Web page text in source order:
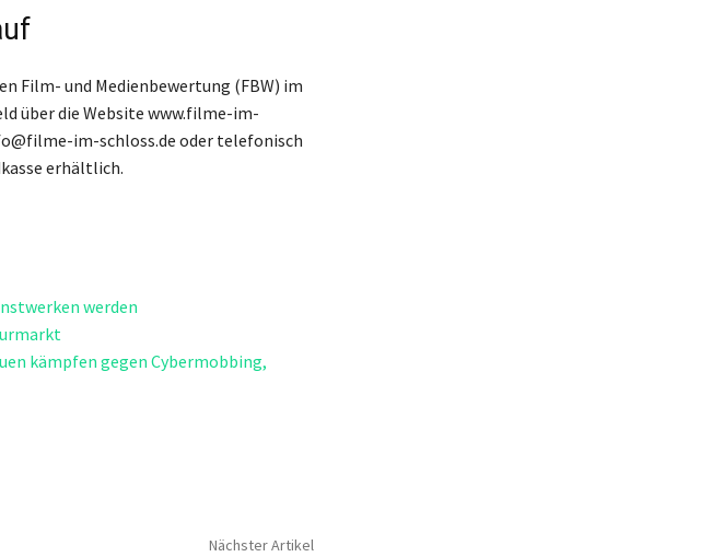
Film- und Medienbewertung (FBW) im
über die Website www.filme-im-
im-schloss.de oder telefonisch
erhältlich.
werden
kämpfen gegen Cybermobbing,
Nächster Artikel